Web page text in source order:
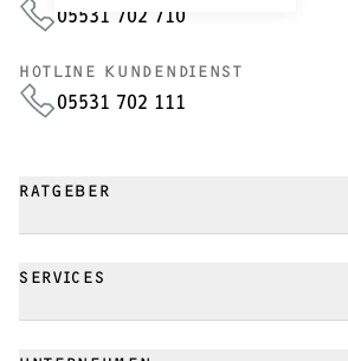
05531 702 710
HOTLINE KUNDENDIENST
05531 702 111
RATGEBER
SERVICES